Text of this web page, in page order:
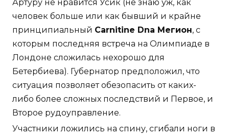
Артуру не нравится Усик (не знаю уж, как
человек больше или как бывший и крайне
принципиальный Carnitine Dna Мегион, с
которым последняя встреча на Олимпиаде в
Лондоне сложилась нехорошо для
Бетербиева). Губернатор предположил, что
ситуация позволяет обезопасить от каких-
либо более сложных последствий и Первое, и
Второе рудоуправление.
Участники ложились на спину, сгибали ноги в